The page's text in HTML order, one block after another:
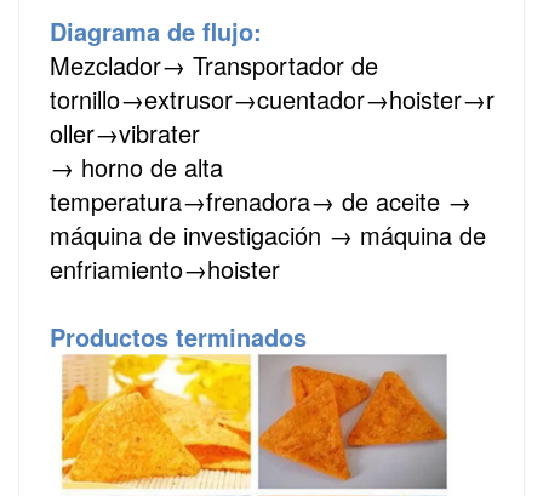
Diagrama de flujo:
Mezclador→ Transportador de
tornillo→extrusor→cuentador→hoister→r
oller→vibrater
→ horno de alta
temperatura→frenadora→ de aceite →
máquina de investigación → máquina de
enfriamiento→hoister
Productos terminados